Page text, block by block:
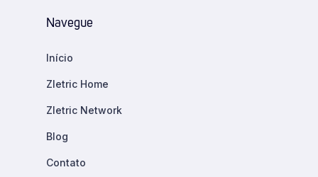
Navegue
Início
Zletric Home
Zletric Network
Blog
Contato